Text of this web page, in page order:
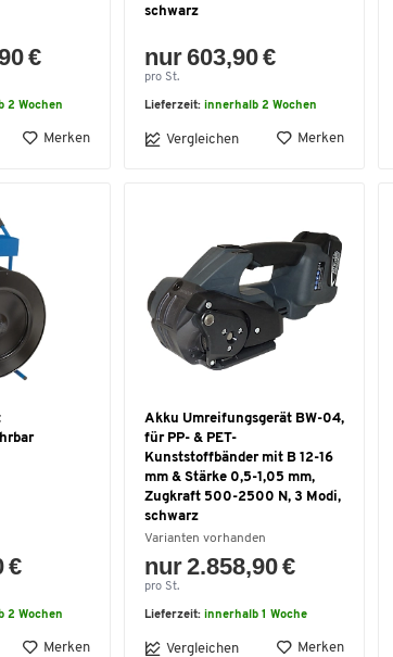
€
2 Wochen
Merken
schwarz
nur 603,90 €
pro St.
Lieferzeit: innerhalb 2 Wochen
Vergleichen Merken
€
2 Wochen
Merken
Akku Umreifungsgerät BW-04,
für PP- & PET-
Kunststoffbänder mit B 12-16
mm & Stärke 0,5-1,05 mm,
Zugkraft 500-2500 N, 3 Modi,
schwarz
Varianten vorhanden
nur 2.858,90 €
pro St.
Lieferzeit: innerhalb 1 Woche
Vergleichen Merken